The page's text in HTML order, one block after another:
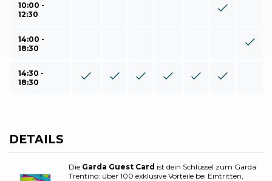
10:00 -
12:30
14:00 -
18:30
14:30 -
18:30
DETAILS
Die Garda Guest Card ist dein Schlüssel zum Garda
Trentino: über 100 exklusive Vorteile bei Eintritten,